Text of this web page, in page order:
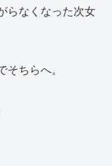
らなくなった次女
ちらへ。